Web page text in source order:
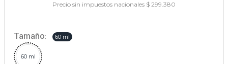
Precio sin impuestos nacionales $ 299.380
Tamaño: 60 ml
60 ml